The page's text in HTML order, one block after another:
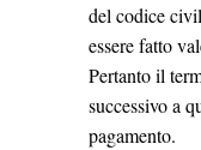
del codice
essere fatto
Pertanto il
successivo a
pagamento.